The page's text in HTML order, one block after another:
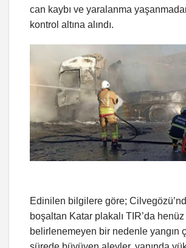
can kaybı ve yaralanma
kontrol altına alındı.
Edinilen bilgilere göre;
boşaltan Katar plakalı TIR’da henüz
belirlenemeyen bir nedenle yangın